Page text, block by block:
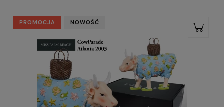
PROMOCJA NOWOŚĆ